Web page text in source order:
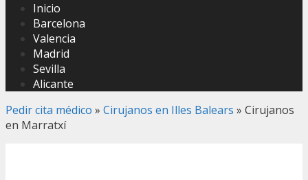
Inicio
Barcelona
Valencia
Madrid
Sevilla
Alicante
Pedir cita médico » Cirujanos en Illes Balears » Cirujanos
en Marratxí